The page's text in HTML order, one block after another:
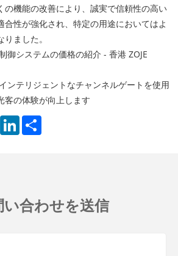
の機能の改善により、誠実で信頼性の高い
合性が強化され、特定の用途においてはよ
ました。
御システムの価格の紹介 - 香港 ZOJE
ンテリジェントなチャンネルゲートを使用
客の体験が向上します
PinterestLinkedIn
い合わせを送信